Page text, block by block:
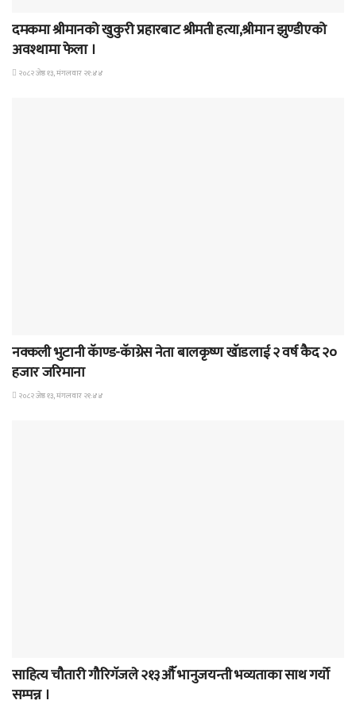
दमकमा श्रीमानको खुकुरी प्रहारबाट श्रीमती हत्या,श्रीमान झुण्डीएको
अवश्थामा फेला ।
२०८२ जेष्ठ १३, मंगलवार २१:४४
नक्कली भुटानी कॅाण्ड-कॅाग्रेस नेता बालकृष्ण खॅाडलाई २ वर्ष कैद २०
हजार जरिमाना
२०८२ जेष्ठ १३, मंगलवार २१:४४
साहित्य चौतारी गौरिगॅजले २१३औॅ भानुजयन्ती भव्यताका साथ गर्यो
सम्पन्न ।